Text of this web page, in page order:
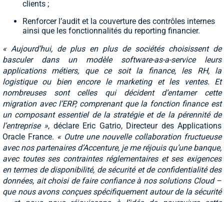
clients ;
Renforcer l’audit et la couverture des contrôles internes
ainsi que les fonctionnalités du reporting financier.
« Aujourd’hui, de plus en plus de sociétés choisissent de
basculer dans un modèle software-as-a-service leurs
applications métiers, que ce soit la finance, les RH, la
logistique ou bien encore le marketing et les ventes. Et
nombreuses sont celles qui décident d’entamer cette
migration avec l’ERP, comprenant que la fonction finance est
un composant essentiel de la stratégie et de la pérennité de
l’entreprise », déclare Eric Gatrio, Directeur des Applications
Oracle France. « Outre une nouvelle collaboration fructueuse
avec nos partenaires d’Accenture, je me réjouis qu’une banque,
avec toutes ses contraintes réglementaires et ses exigences
en termes de disponibilité, de sécurité et de confidentialité des
données, ait choisi de faire confiance à nos solutions Cloud –
que nous avons conçues spécifiquement autour de la sécurité